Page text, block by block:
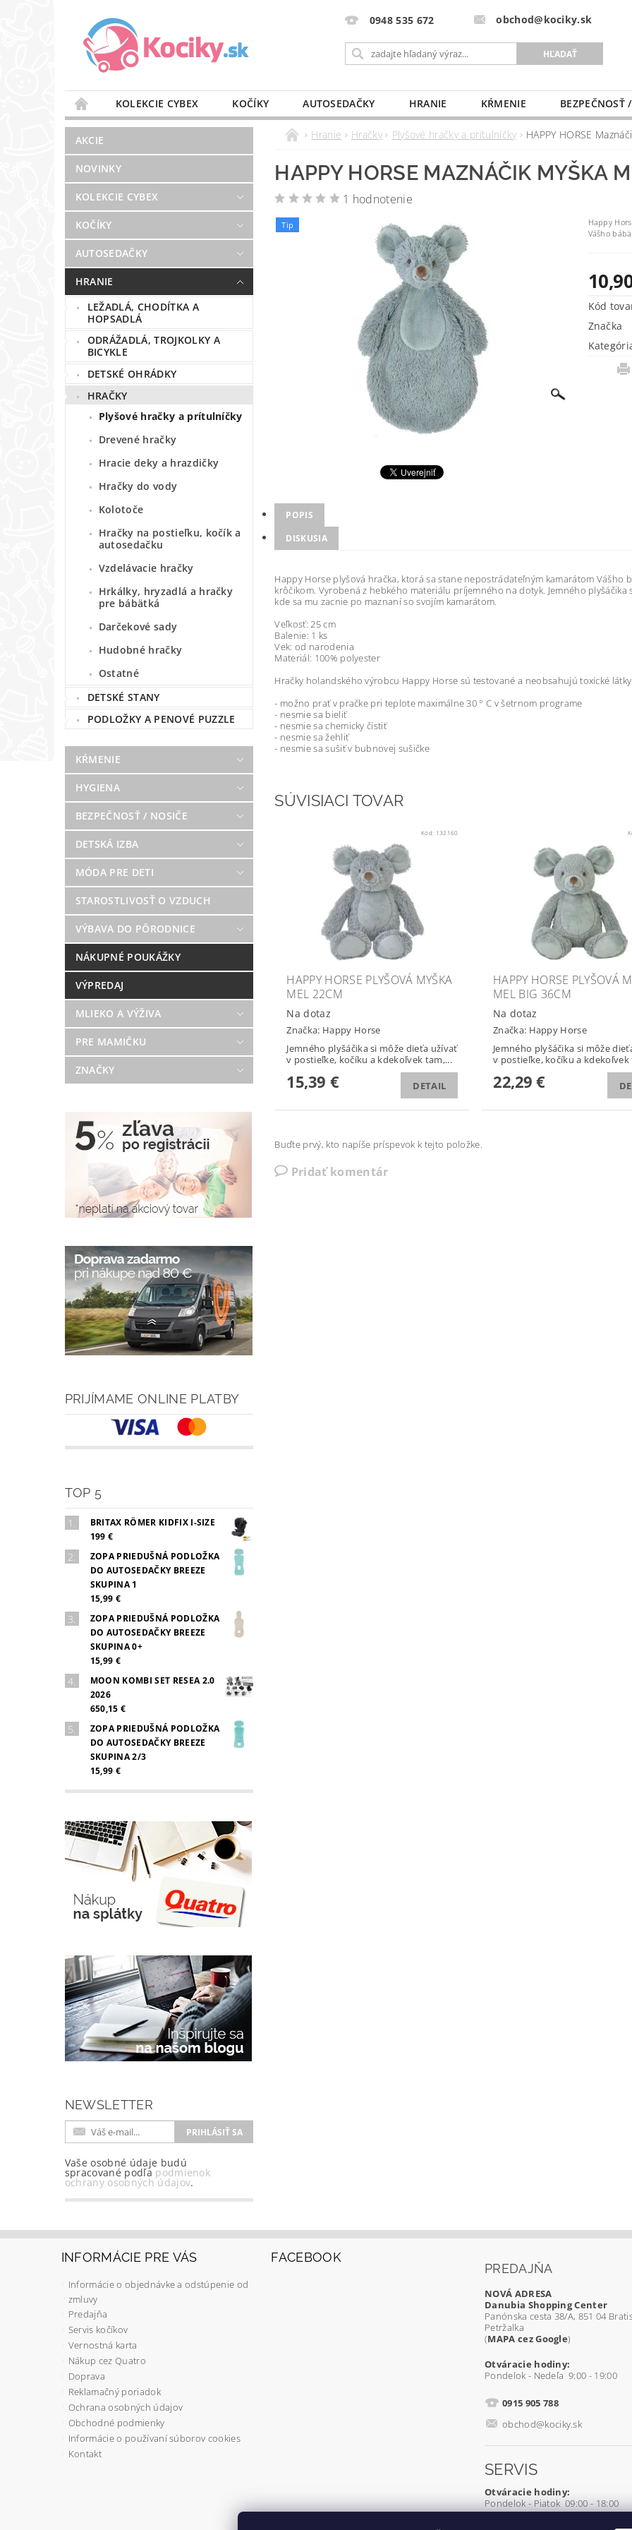
0948 535 672 obchod@kociky.sk
KOLEKCIE CYBEX KOČÍKY AUTOSEDAČKY HRANIE KŔMENIE BEZPEČNOSŤ
STAROSTLIVOSŤ O VZDUCH
VÝBAVA DO PÔRODNICE MLIEKO A VÝŽIVA PRE MAMIČKU
BLOG
PREDAJŇA KONTAKT
AKCIE
NOVINKY
KOLEKCIE CYBEX
KOČÍKY
AUTOSEDAČKY
HRANIE
LEŽADLÁ, CHODÍTKA A
HOPSADLÁ
ODRÁŽADLÁ, TROJKOLKY A
BICYKLE
DETSKÉ OHRÁDKY
HRAČKY
Plyšové hračky a prítulníčky
Drevené hračky
Hracie deky a hrazdičky
Hračky do vody
Kolotoče
Hračky na postieľku, kočík a
autosedačku
Vzdelávacie hračky
Hrkálky, hryzadlá a hračky
pre bábätká
Darčekové sady
Hudobné hračky
Ostatné
DETSKÉ STANY
PODLOŽKY A PENOVÉ PUZZLE
KŔMENIE
HYGIENA
BEZPEČNOSŤ / NOSIČE
DETSKÁ IZBA
MÓDA PRE DETI
STAROSTLIVOSŤ O VZDUCH
VÝBAVA DO PÔRODNICE
NÁKUPNÉ POUKÁŽKY
VÝPREDAJ
MLIEKO A VÝŽIVA
PRE MAMIČKU
ZNAČKY
PRIJÍMAME ONLINE PLATBY
TOP 5
BRITAX RÖMER KIDFIX I-SIZE
199 €
ZOPA PRIEDUŠNÁ PODLOŽKA
DO AUTOSEDAČKY BREEZE
SKUPINA 1
15,99 €
ZOPA PRIEDUŠNÁ PODLOŽKA
DO AUTOSEDAČKY BREEZE
SKUPINA 0+
15,99 €
MOON KOMBI SET RESEA 2.0
2026
650,15 €
ZOPA PRIEDUŠNÁ PODLOŽKA
DO AUTOSEDAČKY BREEZE
SKUPINA 2/3
15,99 €
NEWSLETTER
Vaše osobné údaje budú
spracované podľa podmienok
ochrany osobných údajov.
Hranie Hračky Plyšové hračky a prítulníčky HAPPY HORSE
HAPPY HORSE MAZNÁČIK MYŠKA
1 hodnotenie
Tip
Happy
Vášho
Kód
Značka
POPIS
DISKUSIA
Happy Horse plyšová hračka, ktorá sa stane nepostrádateľným kamarátom
krôčikom. Vyrobená z hebkého materiálu príjemného na dotyk. Jemného plyšáčika
kde sa mu zacnie po maznaní so svojím kamarátom.
Veľkosť: 25 cm
Balenie: 1 ks
Vek: od narodenia
Materiál: 100% polyester
Hračky holandského výrobcu Happy Horse sú testované a neobsahujú toxické
- možno prať v pračke pri teplote maximálne 30 ° C v šetrnom programe
- nesmie sa bieliť
- nesmie sa chemicky čistiť
- nesmie sa žehliť
- nesmie sa sušiť v bubnovej sušičke
SÚVISIACI TOVAR
Kód: 132160
HAPPY HORSE PLYŠOVÁ MYŠKA
MEL 22CM
Na dotaz
Značka: Happy Horse
Jemného plyšáčika si môže dieťa užívať
v postieľke, kočíku a kdekoľvek tam,...
15,39 € DETAIL
HAPPY HORSE PLYŠOVÁ
MEL BIG 36CM
Na dotaz
Značka: Happy Horse
Jemného plyšáčika si môže
v postieľke, kočíku a kdekoľvek
22,29 €
Buďte prvý, kto napíše príspevok k tejto položke.
Pridať komentár
INFORMÁCIE PRE VÁS
Informácie o objednávke a odstúpenie od
zmluvy
Predajňa
Servis kočíkov
Vernostná karta
Nákup cez Quatro
Doprava
Reklamačný poriadok
Ochrana osobných údajov
Obchodné podmienky
Informácie o používaní súborov cookies
Kontakt
FACEBOOK
PREDAJŇA
NOVÁ ADRESA
Danubia Shopping Center
Panónska cesta 38/A, 851 04
Petržalka
(MAPA cez Google)
Otváracie hodiny:
Pondelok - Nedeľa 9:00 - 19:00
0915 905 788
obchod@kociky.sk
SERVIS
Otváracie hodiny:
Pondelok - Piatok 09:00 - 18:00